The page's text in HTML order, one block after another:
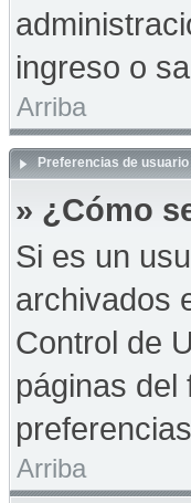
ingreso o
Arriba
Preferencias de
» ¿Cómo
Si es un
archivados
Control de
páginas del
Arriba